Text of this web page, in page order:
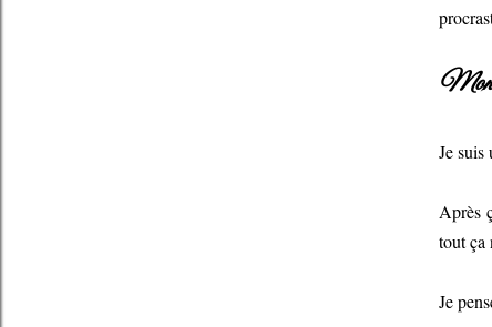
Mon
Je suis
Après
tout ça
Je